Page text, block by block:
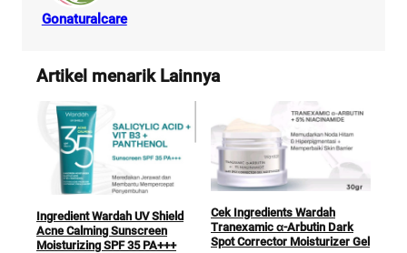
Gonaturalcare
Artikel menarik Lainnya
Ingredient Wardah UV Shield
Acne Calming Sunscreen
Moisturizing SPF 35 PA+++
Cek Ingredients Wardah
Tranexamic ɑ-Arbutin Dark
Spot Corrector Moisturizer Gel